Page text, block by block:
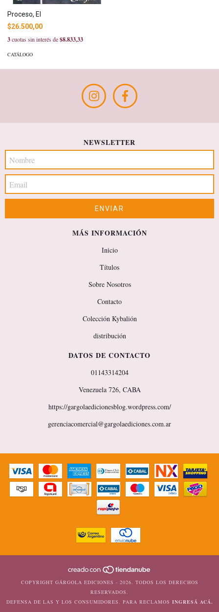
Proceso, El
$26.500,00
3cuotas sin interés de$8.833,33
CATÁLOGO
NEWSLETTER
MÁS INFORMACIÓN
Inicio
Títulos
Sobre Nosotros
Contacto
Colección Kybalión
distribución
DATOS DE CONTACTO
01143314204
Venezuela 726, CABA
https://gargolaedicionesblog.wordpress.com/
gerenciacomercial@gargolaediciones.com.ar
COPYRIGHT GÁRGOLA EDICIONES - 2026. TODOS LOS DERECHOS
RESERVADOS.
DEFENSA DE LAS Y LOS CONSUMIDORES. PARA RECLAMOS INGRESÁ ACÁ.